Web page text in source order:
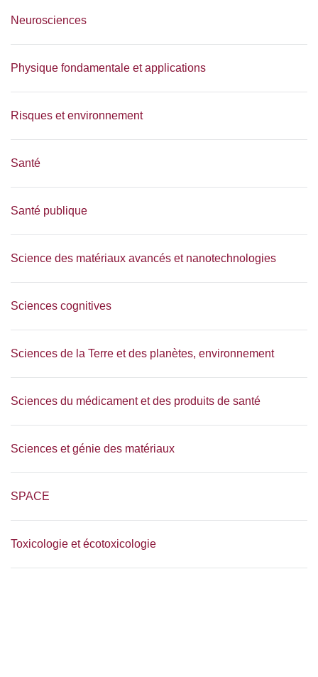
Neurosciences
Physique fondamentale et applications
Risques et environnement
Santé
Santé publique
Science des matériaux avancés et nanotechnologies
Sciences cognitives
Sciences de la Terre et des planètes, environnement
Sciences du médicament et des produits de santé
Sciences et génie des matériaux
SPACE
Toxicologie et écotoxicologie